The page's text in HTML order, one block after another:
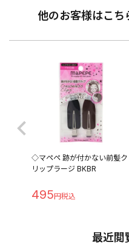
他のお客様はこち
◇マペペ 跡が付かない前髪ク
リップラージ BKBR
495
最近閲